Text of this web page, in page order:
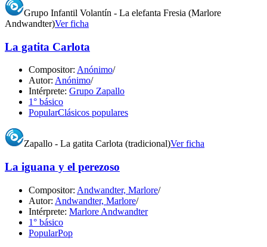
Grupo Infantil Volantín - La elefanta Fresia (Marlore
Andwandter)Ver ficha
La gatita Carlota
Compositor: Anónimo/
Autor: Anónimo/
Intérprete: Grupo Zapallo
1° básico
PopularClásicos populares
Zapallo - La gatita Carlota (tradicional)Ver ficha
La iguana y el perezoso
Compositor: Andwandter, Marlore/
Autor: Andwandter, Marlore/
Intérprete: Marlore Andwandter
1° básico
PopularPop